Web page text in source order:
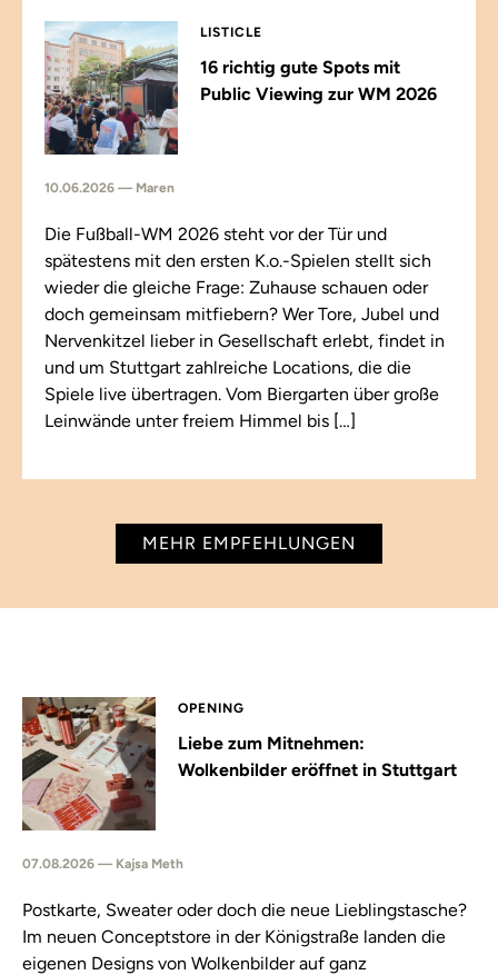
LISTICLE
16 richtig gute Spots mit
Public Viewing zur WM 2026
10.06.2026 — Maren
Die Fußball-WM 2026 steht vor der Tür und
spätestens mit den ersten K.o.-Spielen stellt sich
wieder die gleiche Frage: Zuhause schauen oder
doch gemeinsam mitfiebern? Wer Tore, Jubel und
Nervenkitzel lieber in Gesellschaft erlebt, findet in
und um Stuttgart zahlreiche Locations, die die
Spiele live übertragen. Vom Biergarten über große
Leinwände unter freiem Himmel bis […]
MEHR EMPFEHLUNGEN
OPENING
Liebe zum Mitnehmen:
Wolkenbilder eröffnet in Stuttgart
07.08.2026 — Kajsa Meth
Postkarte, Sweater oder doch die neue Lieblingstasche?
Im neuen Conceptstore in der Königstraße landen die
eigenen Designs von Wolkenbilder auf ganz